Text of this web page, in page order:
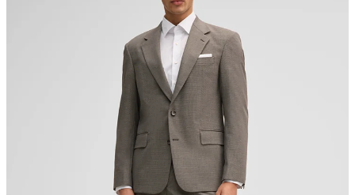
nicht Trommeltrocknen